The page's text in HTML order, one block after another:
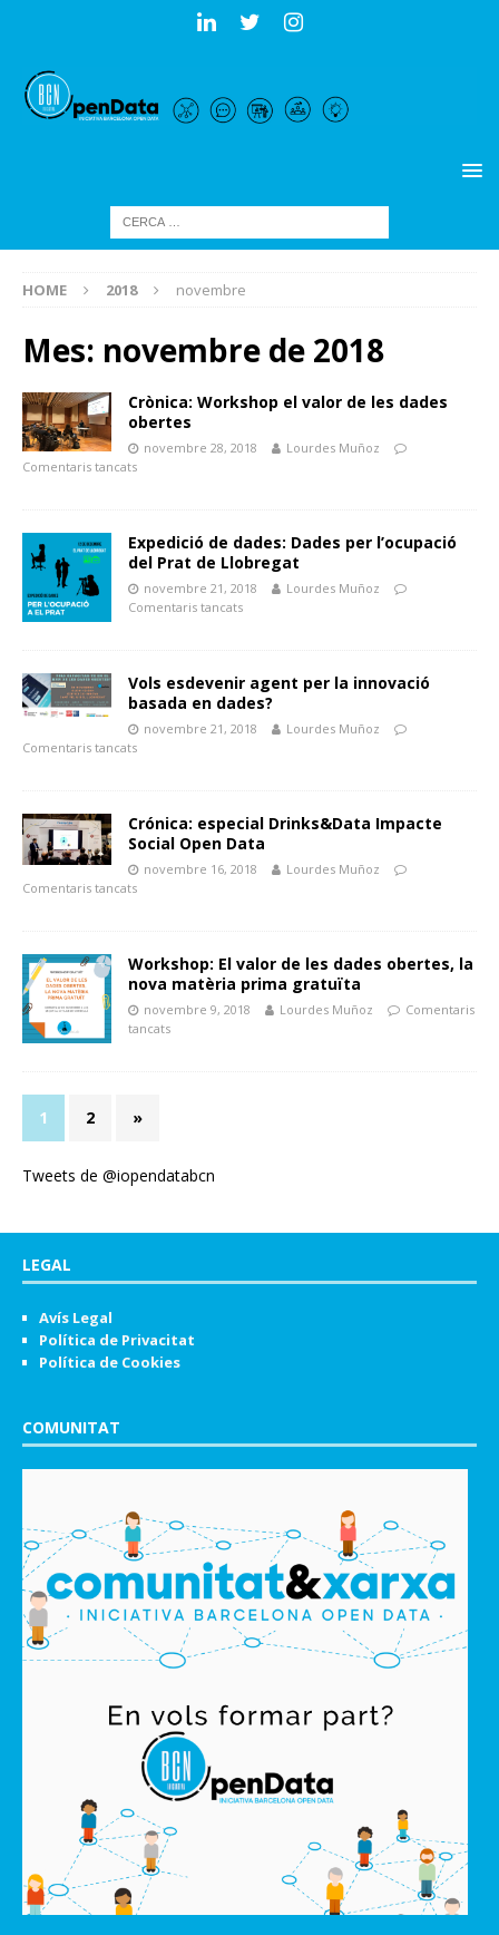
HOME 2018 novembre
Mes: novembre de 2018
Crònica: Workshop el valor de les dades
obertes
novembre 28, 2018
Lourdes Muñoz
Comentaris tancats
Expedició de dades: Dades per l’ocupació
del Prat de Llobregat
novembre 21, 2018
Lourdes Muñoz
Comentaris tancats
Vols esdevenir agent per la innovació
basada en dades?
novembre 21, 2018
Lourdes Muñoz
Comentaris tancats
Crónica: especial Drinks&Data Impacte
Social Open Data
novembre 16, 2018
Lourdes Muñoz
Comentaris tancats
Workshop: El valor de les dades obertes, la
nova matèria prima gratuïta
novembre 9, 2018 Lourdes Muñoz
Comentaris
tancats
1 2 »
Tweets de @iopendatabcn
LEGAL
Avís Legal
Política de Privacitat
Política de Cookies
COMUNITAT